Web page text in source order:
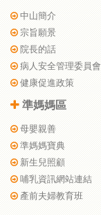
中山簡介
宗旨願景
院長的話
病人安全管理委員會
健康促進政策
準媽媽區
母嬰親善
準媽媽寶典
新生兒照顧
哺乳資訊網站連結
產前夫婦教育班